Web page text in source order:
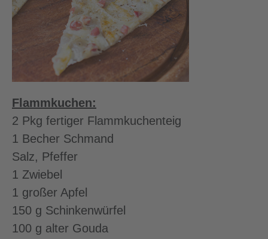
Flammkuchen:
2 Pkg fertiger Flammkuchenteig
1 Becher Schmand
Salz, Pfeffer
1 Zwiebel
1 großer Apfel
150 g Schinkenwürfel
100 g alter Gouda